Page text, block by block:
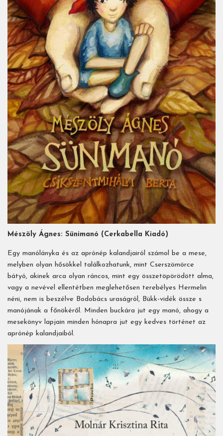
Mészöly Ágnes: Sünimanó (Cerkabella Kiadó)
Egy manólányka és az aprónép kalandjairól számol be a mese,
melyben olyan hősökkel találkozhatunk, mint Cserszömörce
bátyó, akinek arca olyan ráncos, mint egy összetöpörödött alma,
vagy a nevével ellentétben meglehetősen terebélyes Hermelin
néni, nem is beszélve Bodobács uraságról, Bükk-vidék össze s
manójának a főnökéről. Minden buckára jut egy manó, ahogy a
mesekönyv lapjain minden hónapra jut egy kedves történet az
aprónép kalandjaiból.